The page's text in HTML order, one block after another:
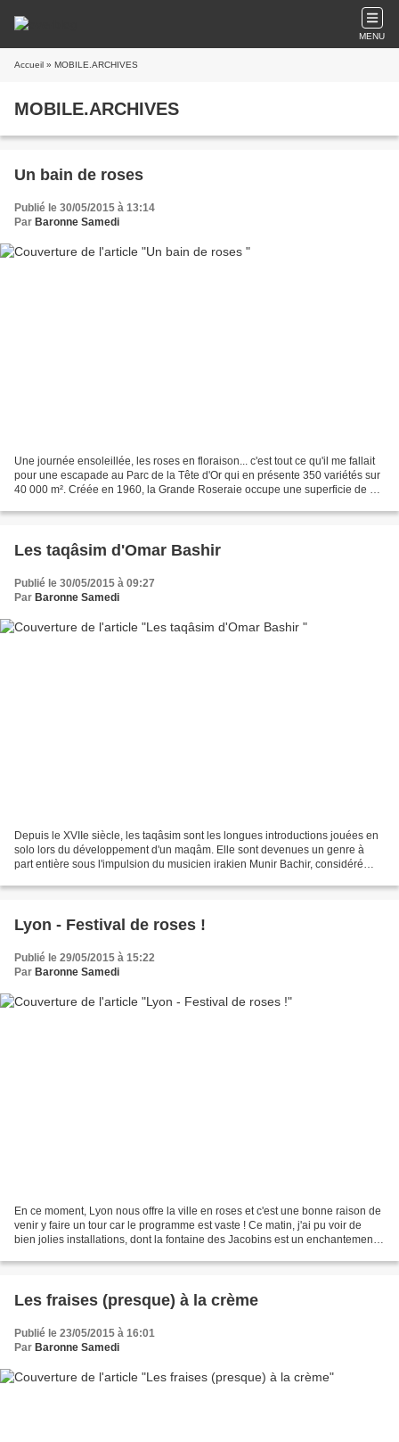
MENU
Accueil » MOBILE.ARCHIVES
MOBILE.ARCHIVES
Un bain de roses
Publié le 30/05/2015 à 13:14
Par Baronne Samedi
Une journée ensoleillée, les roses en floraison... c'est tout ce qu'il me fallait
pour une escapade au Parc de la Tête d'Or qui en présente 350 variétés sur
40 000 m². Créée en 1960, la Grande Roseraie occupe une superficie de 5
Les taqâsim d'Omar Bashir
Publié le 30/05/2015 à 09:27
Par Baronne Samedi
Depuis le XVIIe siècle, les taqâsim sont les longues introductions jouées en
solo lors du développement d'un maqâm. Elle sont devenues un genre à
part entière sous l'impulsion du musicien irakien Munir Bachir, considéré
Lyon - Festival de roses !
Publié le 29/05/2015 à 15:22
Par Baronne Samedi
En ce moment, Lyon nous offre la ville en roses et c'est une bonne raison de
venir y faire un tour car le programme est vaste ! Ce matin, j'ai pu voir de
bien jolies installations, dont la fontaine des Jacobins est un enchantement.
Les fraises (presque) à la crème
Publié le 23/05/2015 à 16:01
Par Baronne Samedi